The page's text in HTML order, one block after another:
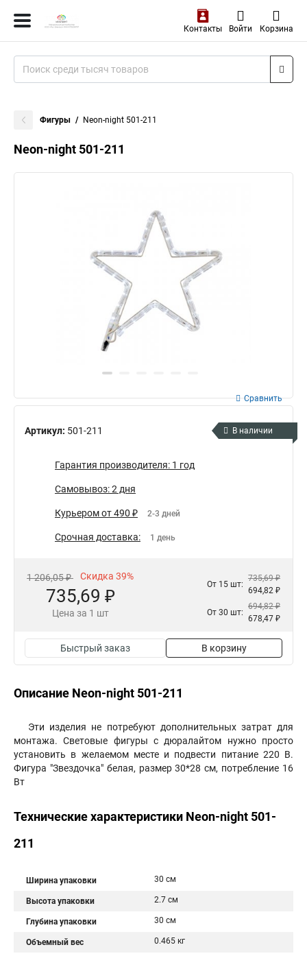
Контакты Войти Корзина
Фигуры Neon-night 501-211
Neon-night 501-211
Артикул: 501-211
Сравнить
В наличии
Гарантия производителя: 1 год
Самовывоз: 2 дня
Курьером от 490 ₽ 2-3 дней
Срочная доставка: 1 день
1 206,05 ₽ Скидка 39%
735,69 ₽
Цена за 1 шт
От 15 шт:
735,69 ₽
694,82 ₽
От 30 шт:
694,82 ₽
678,47 ₽
Быстрый заказ В корзину
Описание Neon-night 501-211
Эти изделия не потребуют дополнительных затрат для
монтажа. Световые фигуры с дюралайтом нужно просто
установить в желаемом месте и подвести питание 220 В.
Фигура "Звездочка" белая, размер 30*28 см, потребление 16
Вт
Технические характеристики Neon-night 501-
211
Ширина упаковки 30 см
Высота упаковки 2.7 см
Глубина упаковки 30 см
Объемный вес 0.465 кг